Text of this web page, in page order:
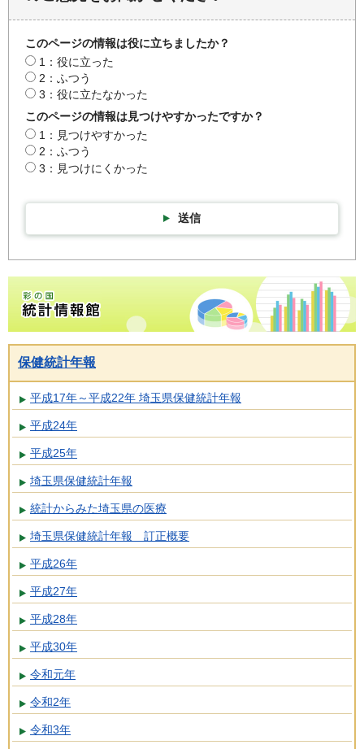
このページの情報は役に立ちましたか？
1：役に立った
2：ふつう
3：役に立たなかった
このページの情報は見つけやすかったですか？
1：見つけやすかった
2：ふつう
3：見つけにくかった
送信
彩の国統計情報館トップページ
保健統計年報
平成17年～平成22年 埼玉県保健統計年報
平成24年
平成25年
埼玉県保健統計年報
統計からみた埼玉県の医療
埼玉県保健統計年報 訂正概要
平成26年
平成27年
平成28年
平成30年
令和元年
令和2年
令和3年